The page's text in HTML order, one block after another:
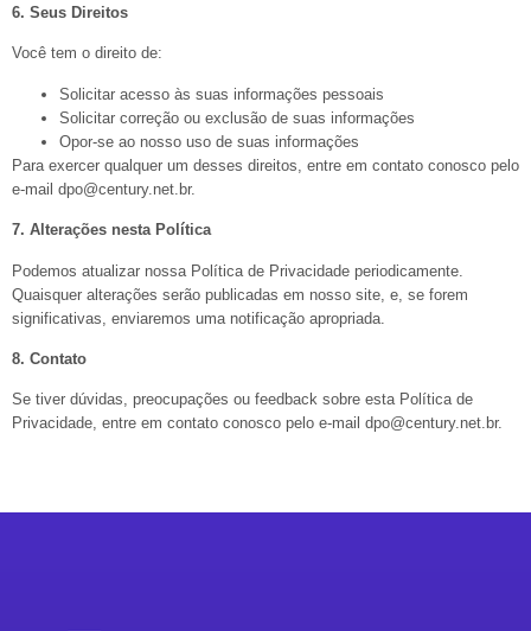
6. Seus Direitos
Você tem o direito de:
Solicitar acesso às suas informações pessoais
Solicitar correção ou exclusão de suas informações
Opor-se ao nosso uso de suas informações
Para exercer qualquer um desses direitos, entre em contato conosco pelo
e-mail dpo@century.net.br.
7. Alterações nesta Política
Podemos atualizar nossa Política de Privacidade periodicamente.
Quaisquer alterações serão publicadas em nosso site, e, se forem
significativas, enviaremos uma notificação apropriada.
8. Contato
Se tiver dúvidas, preocupações ou feedback sobre esta Política de
Privacidade, entre em contato conosco pelo e-mail dpo@century.net.br.